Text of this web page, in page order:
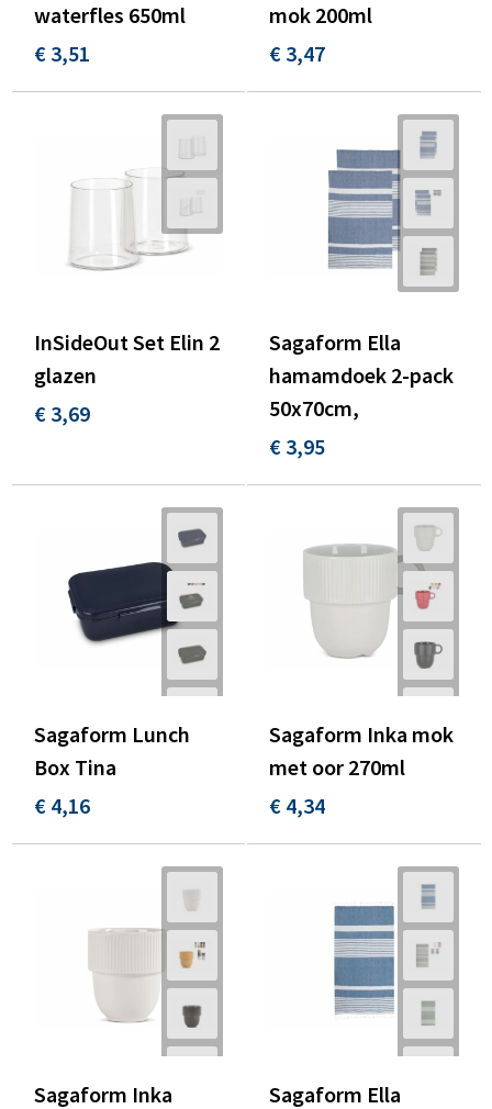
waterfles 650ml
€ 3,51
mok 200ml
€ 3,47
InSideOut Set Elin 2
glazen
€ 3,69
Sagaform Ella
hamamdoek 2-pack
50x70cm,
€ 3,95
Sagaform Lunch
Box Tina
€ 4,16
Sagaform Inka mok
met oor 270ml
€ 4,34
Sagaform Inka
Sagaform Ella